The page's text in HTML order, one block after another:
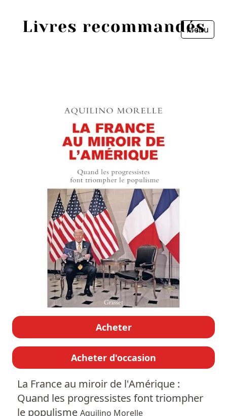
Menu
Acheter
Acheter d'occasion
La France au miroir de l'Amérique :
Quand les progressistes font triompher
le populisme Aquilino Morelle
Personnes
Livres les plus recommandés
Prix littéraires
Fermer